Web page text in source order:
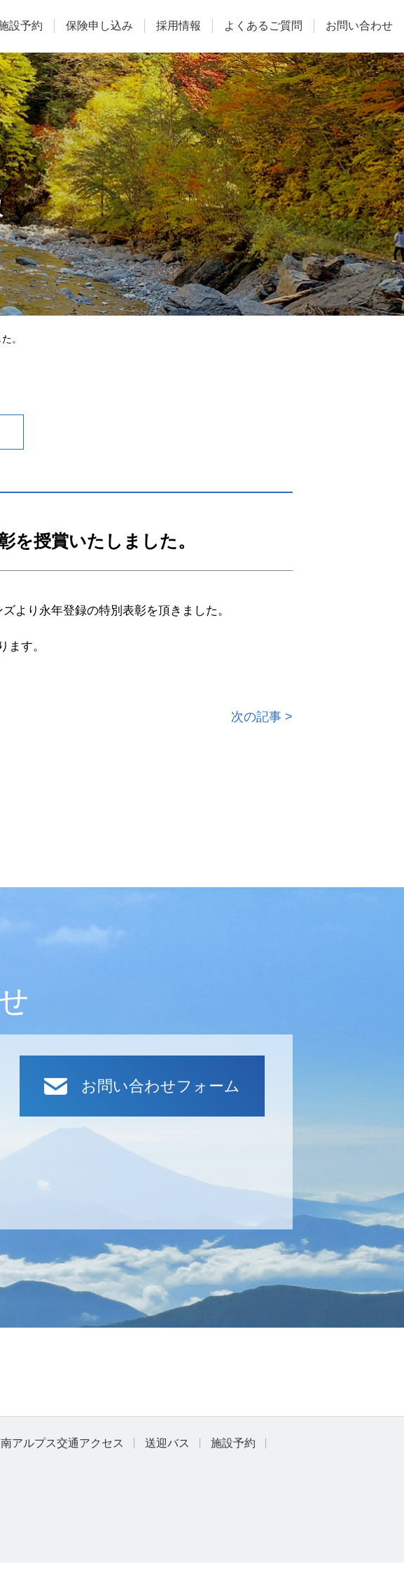
設予約 保険申し込み 採用情報 よくあるご質問 お問い合わせ
報
施設予約
よくあるご質問
お問い合わせ
。
授賞いたしました。
より永年登録の特別表彰を頂きました。
す。
次の記事 >
お問い合わせフォーム
南アルプス交通アクセス 送迎バス
施設予約